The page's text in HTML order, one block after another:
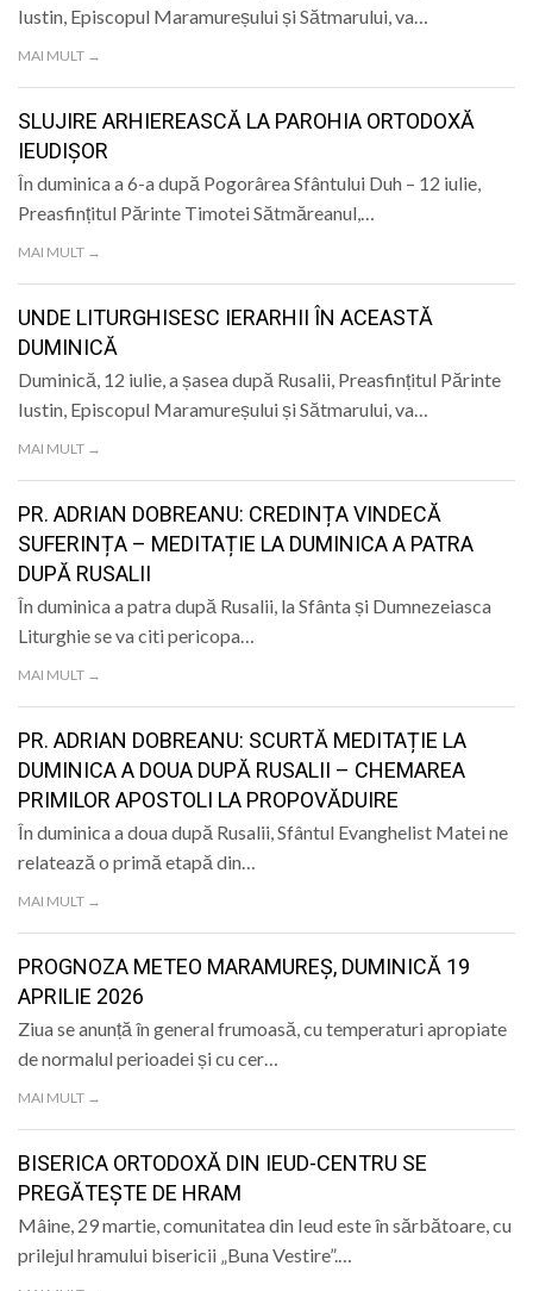
Iustin, Episcopul Maramureșului și Sătmarului, va…
MAI MULT →
SLUJIRE ARHIEREASCĂ LA PAROHIA ORTODOXĂ
IEUDIȘOR
În duminica a 6-a după Pogorârea Sfântului Duh – 12 iulie,
Preasfințitul Părinte Timotei Sătmăreanul,…
MAI MULT →
UNDE LITURGHISESC IERARHII ÎN ACEASTĂ
DUMINICĂ
Duminică, 12 iulie, a șasea după Rusalii, Preasfințitul Părinte
Iustin, Episcopul Maramureșului și Sătmarului, va…
MAI MULT →
PR. ADRIAN DOBREANU: CREDINȚA VINDECĂ
SUFERINȚA – MEDITAȚIE LA DUMINICA A PATRA
DUPĂ RUSALII
În duminica a patra după Rusalii, la Sfânta și Dumnezeiasca
Liturghie se va citi pericopa…
MAI MULT →
PR. ADRIAN DOBREANU: SCURTĂ MEDITAȚIE LA
DUMINICA A DOUA DUPĂ RUSALII – CHEMAREA
PRIMILOR APOSTOLI LA PROPOVĂDUIRE
În duminica a doua după Rusalii, Sfântul Evanghelist Matei ne
relatează o primă etapă din…
MAI MULT →
PROGNOZA METEO MARAMUREȘ, DUMINICĂ 19
APRILIE 2026
Ziua se anunță în general frumoasă, cu temperaturi apropiate
de normalul perioadei și cu cer…
MAI MULT →
BISERICA ORTODOXĂ DIN IEUD-CENTRU SE
PREGĂTEȘTE DE HRAM
Mâine, 29 martie, comunitatea din Ieud este în sărbătoare, cu
prilejul hramului bisericii „Buna Vestire”.…